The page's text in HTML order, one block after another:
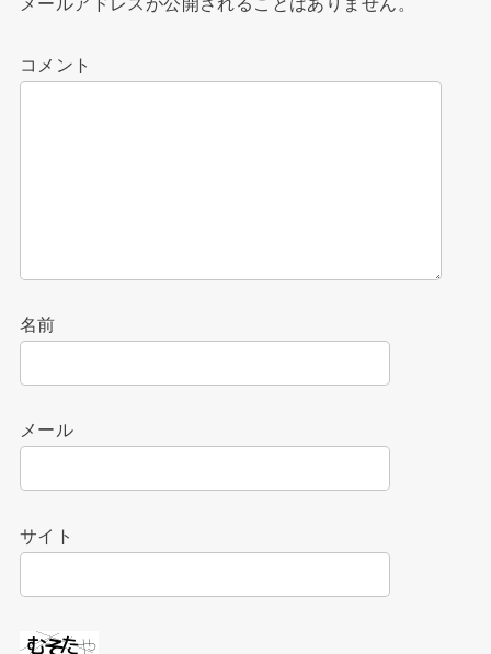
コメント
名前
メール
サイト